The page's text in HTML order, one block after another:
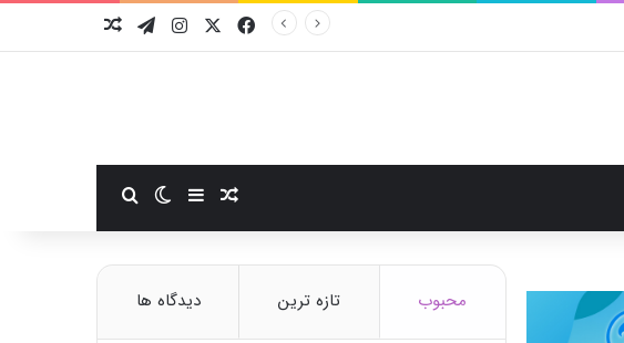
فیسبوکایکس اینستاگرام
تلگرام
نوشته تصادفی
سایدبارتغییر پوسته
محبوب تازه ترین دیدگاه ها